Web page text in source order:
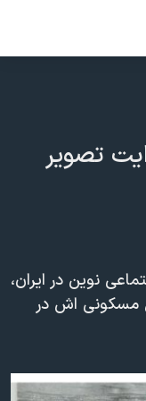
تصویر
نوین در ایران،
مه ۲۰۱۲ در منزل مسکونی اش در